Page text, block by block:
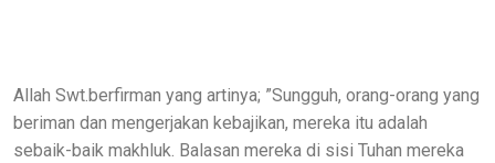
Allah Swt.berfirman yang artinya; ”Sungguh, orang-orang yang
beriman dan mengerjakan kebajikan, mereka itu adalah
sebaik-baik makhluk. Balasan mereka di sisi Tuhan mereka